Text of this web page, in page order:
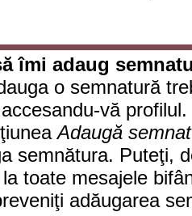
îmi adaug
o semnatură
vă
Adaugă
semnătura. Puteţi,
toate mesajele
adăugarea